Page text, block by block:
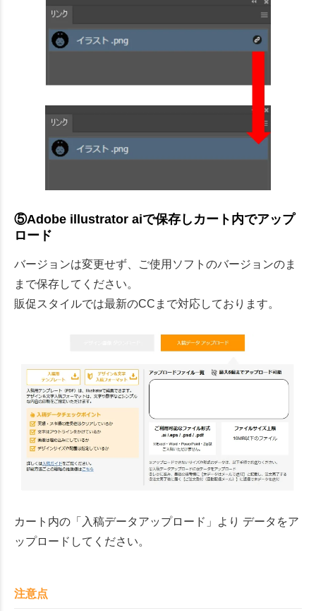
⑤Adobe illustrator aiで保存しカート内でアップ
ロード
バージョンは変更せず、ご使用ソフトのバージョンのま
まで保存してください。
販促スタイルでは最新のCCまで対応しております。
カート内の「入稿データアップロード」より データをア
ップロードしてください。
注意点